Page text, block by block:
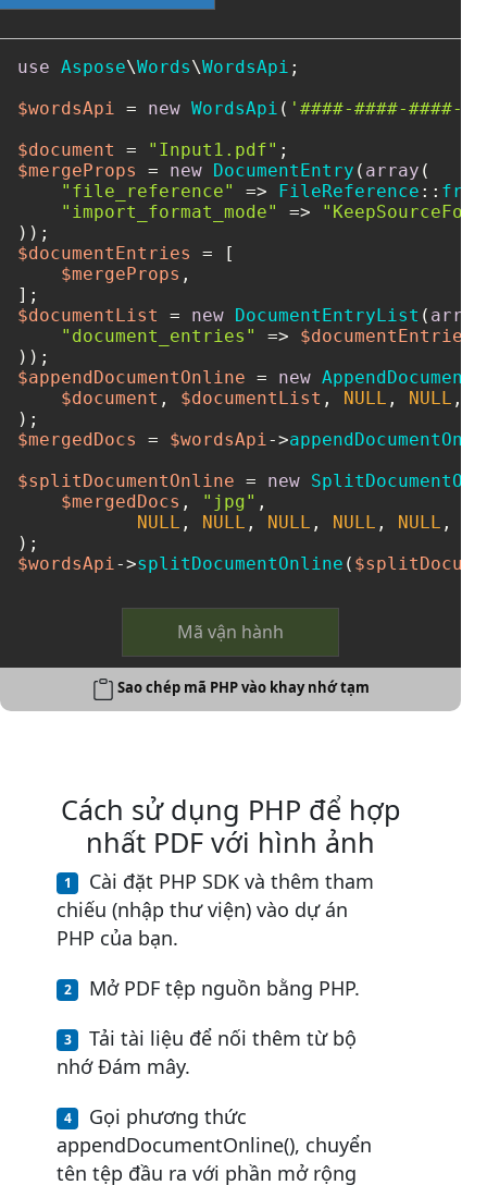
use Aspose\Words\WordsApi ;
$wordsApi = new WordsApi ( '####-####-####-
$document
= "Input1.pdf"
$mergeProps
= new DocumentEntry ( array (
"file_reference"
=> FileReference ::
"import_format_mode"
=>
$documentEntries
= [
$mergeProps ,
$documentList
= new DocumentEntryList ( array
"document_entries"
=> $documentEntries
$appendDocumentOnline = new
$document , $documentList , NULL , NULL ,
$mergedDocs
= $wordsApi->
$splitDocumentOnline = new
$mergedDocs , "jpg" ,
NULL , NULL , NULL , NULL , NULL ,
$wordsApi->splitDocumentOnline (
Mã vận hành
Sao chép mã PHP vào khay nhớ tạm
Cách sử dụng PHP để hợp
nhất PDF với hình ảnh
Cài đặt PHP SDK và thêm tham
chiếu (nhập thư viện) vào dự án
PHP của bạn.
Mở PDF tệp nguồn bằng PHP.
Tải tài liệu để nối thêm từ bộ
nhớ Đám mây.
Gọi phương thức
appendDocumentOnline(), chuyển
tên tệp đầu ra với phần mở rộng